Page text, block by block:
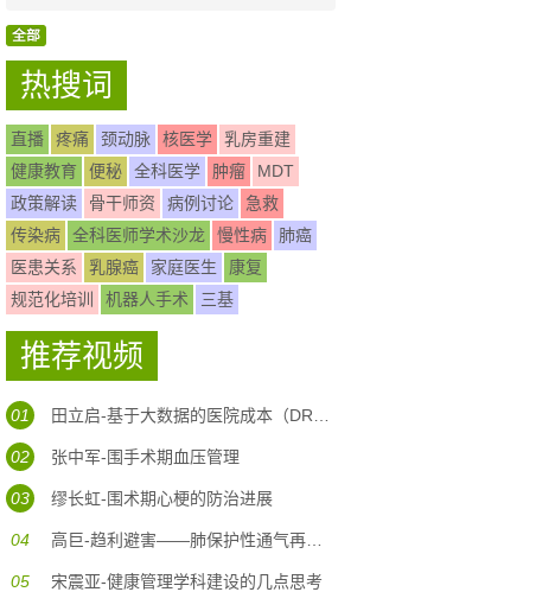
全部
热搜词
直播 疼痛 颈动脉 核医学
乳房重建
健康教育
便秘 全科医学 肿瘤
MDT
政策解读
骨干师资 病例讨论
急救
传染病
全科医师学术沙龙 慢性病
肺癌
医患关系
乳腺癌 家庭医生
康复
规范化培训
机器人手术 三基
推荐视频
01 田立启-基于大数据的医院成本（DRG DIP)核算体系构建
02 张中军-围手术期血压管理
03 缪长虹-围术期心梗的防治进展
04 高巨-趋利避害——肺保护性通气再认识
05 宋震亚-健康管理学科建设的几点思考